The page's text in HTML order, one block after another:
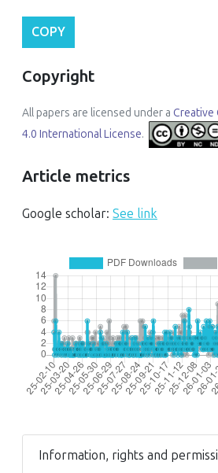
COPY
Copyright
All papers are licensed under a
4.0 International License.
Article metrics
Google scholar: See link
Information, rights and